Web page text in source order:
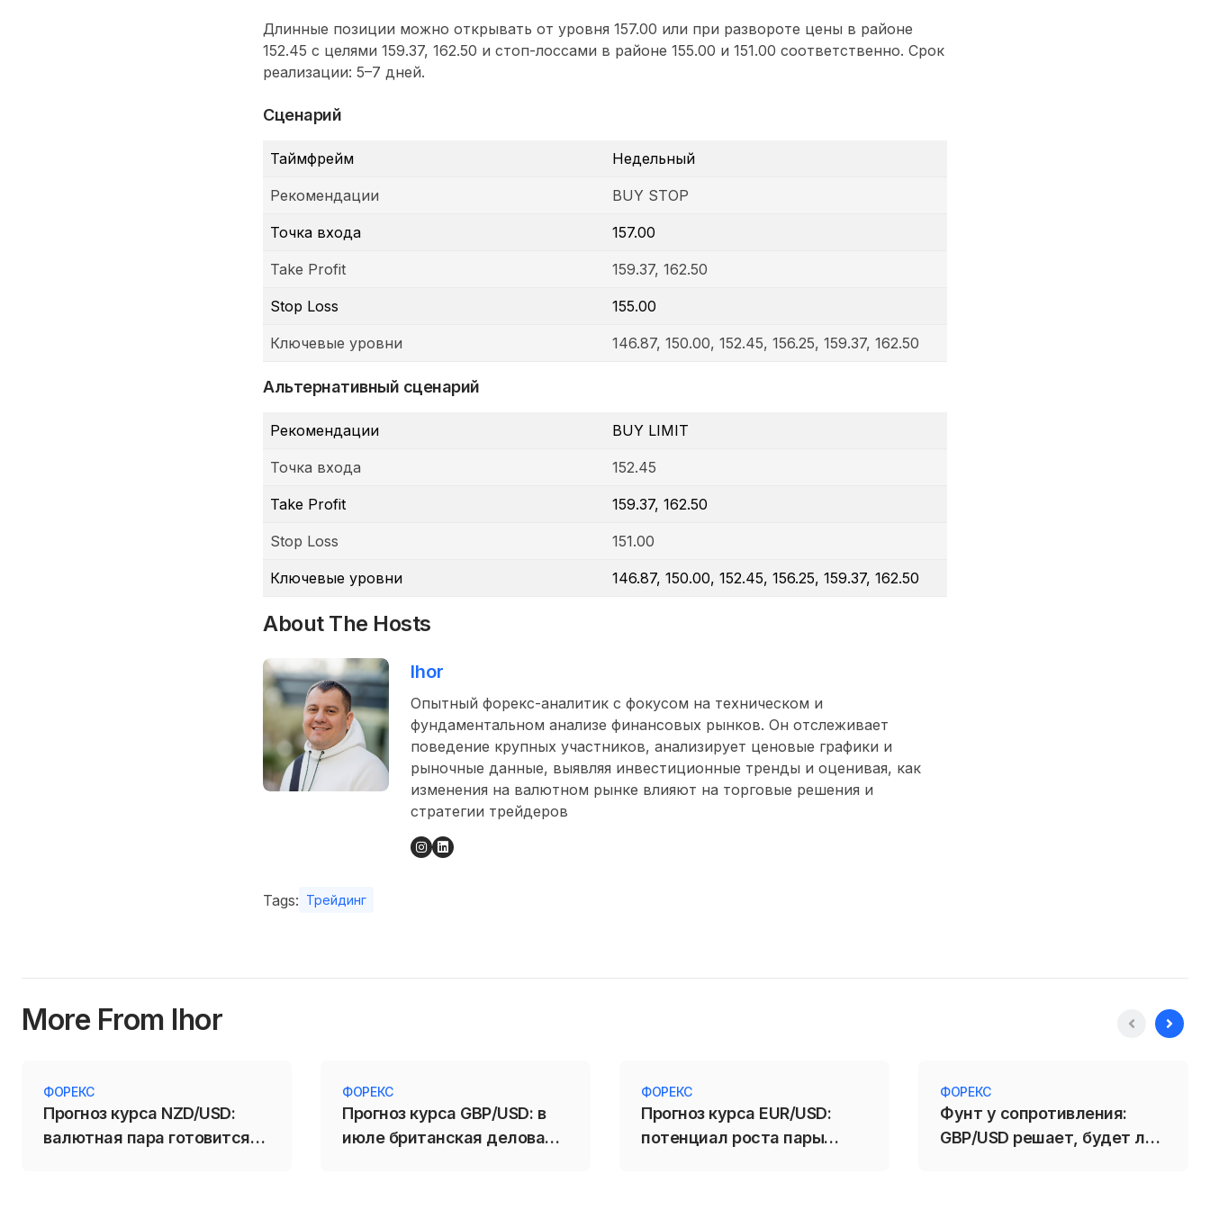
Длинные позиции можно открывать от уровня 157.00 или при развороте цены в районе
152.45 с целями 159.37, 162.50 и стоп-лоссами в районе 155.00 и 151.00 соответственно. Срок
реализации: 5–7 дней.
Сценарий
Таймфрейм Недельный
Рекомендации BUY STOP
Точка входа 157.00
Take Profit 159.37, 162.50
Stop Loss 155.00
Ключевые уровни 146.87, 150.00, 152.45, 156.25, 159.37, 162.50
Альтернативный сценарий
Рекомендации BUY LIMIT
Точка входа 152.45
Take Profit 159.37, 162.50
Stop Loss 151.00
Ключевые уровни 146.87, 150.00, 152.45, 156.25, 159.37, 162.50
About The Hosts
Ihor
Опытный форекс-аналитик с фокусом на техническом и
фундаментальном анализе финансовых рынков. Он отслеживает
поведение крупных участников, анализирует ценовые графики и
рыночные данные, выявляя инвестиционные тренды и оценивая, как
изменения на валютном рынке влияют на торговые решения и
стратегии трейдеров
Tags: Трейдинг
More From Ihor
ФОРЕКС
Прогноз курса NZD/USD:
валютная пара готовится
ФОРЕКС
Прогноз курса GBP/USD: в
июле британская деловая
ФОРЕКС
Прогноз курса EUR/USD:
потенциал роста пары
ФОРЕКС
Фунт у сопротивления:
GBP/USD решает, будет ли